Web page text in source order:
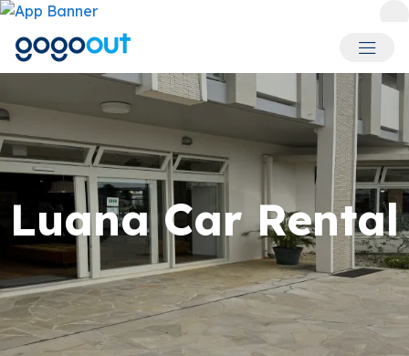
회원 메
Luana Car Rental